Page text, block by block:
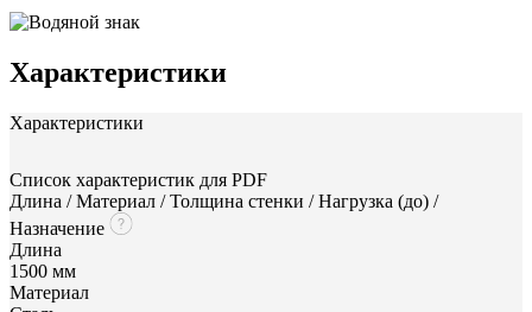
Характеристики
Характеристики
Список характеристик для PDF
Длина / Материал / Толщина стенки / Нагрузка (до) /
Назначение
Длина
1500 мм
Материал